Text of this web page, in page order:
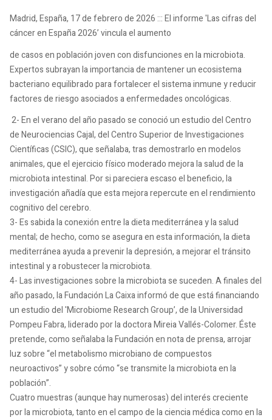
Madrid, España, 17 de febrero de 2026 ::: El informe 'Las cifras del
cáncer en España 2026’ vincula el aumento
de casos en población joven con disfunciones en la microbiota.
Expertos subrayan la importancia de mantener un ecosistema
bacteriano equilibrado para fortalecer el sistema inmune y reducir
factores de riesgo asociados a enfermedades oncológicas.
2- En el verano del año pasado se conoció un estudio del Centro
de Neurociencias Cajal, del Centro Superior de Investigaciones
Científicas (CSIC), que señalaba, tras demostrarlo en modelos
animales, que el ejercicio físico moderado mejora la salud de la
microbiota intestinal. Por si pareciera escaso el beneficio, la
investigación añadía que esta mejora repercute en el rendimiento
cognitivo del cerebro.
3- Es sabida la conexión entre la dieta mediterránea y la salud
mental; de hecho, como se asegura en esta información, la dieta
mediterránea ayuda a prevenir la depresión, a mejorar el tránsito
intestinal y a robustecer la microbiota.
4- Las investigaciones sobre la microbiota se suceden. A finales del
año pasado, la Fundación La Caixa informó de que está financiando
un estudio del 'Microbiome Research Group’, de la Universidad
Pompeu Fabra, liderado por la doctora Mireia Vallés-Colomer. Éste
pretende, como señalaba la Fundación en nota de prensa, arrojar
luz sobre “el metabolismo microbiano de compuestos
neuroactivos” y sobre cómo “se transmite la microbiota en la
población”.
Cuatro muestras (aunque hay numerosas) del interés creciente
por la microbiota, tanto en el campo de la ciencia médica como en la